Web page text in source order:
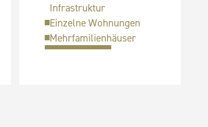
Infrastruktur
Einzelne Wohnungen
Mehrfamilienhäuser